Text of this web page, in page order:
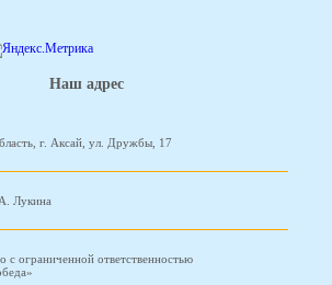
Наш адрес
г. Аксай, ул. Дружбы, 17
Лукина
с ограниченной ответственностью